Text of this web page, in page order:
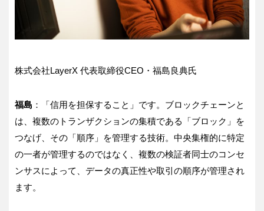
株式会社LayerX 代表取締役CEO・福島良典氏
福島 ：「信用を担保すること」です。ブロックチェーンと
は、複数のトランザクションの集積である「ブロック」を
つなげ、その「順序」を管理する技術。中央集権的に特定
の一者が管理するのではなく、複数の検証者同士のコンセ
ンサスによって、データの真正性や取引の順序が管理され
ます。